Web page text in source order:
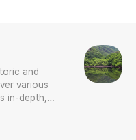
and
various
in-depth,
sense or